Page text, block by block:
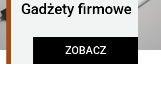
Gadżety firmowe
ZOBACZ